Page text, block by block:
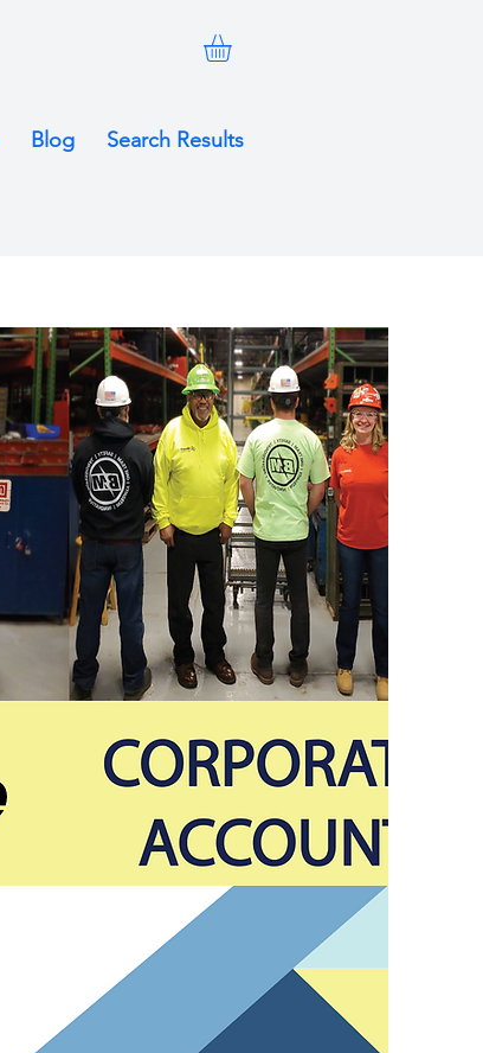
Blog Search Results